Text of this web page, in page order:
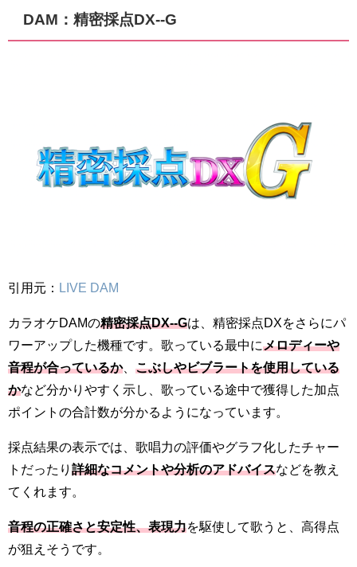
DAM：精密採点DX--G
引用元： LIVE DAM
カラオケDAMの精密採点DX--Gは、精密採点DXをさらにパ
ワーアップした機種です。歌っている最中にメロディーや
音程が合っているか、 こぶしやビブラートを使用している
かなど分かりやすく示し、歌っている途中で獲得した加点
ポイントの合計数が分かるようになっています。
採点結果の表示では、歌唱力の評価やグラフ化したチャー
トだったり 詳細なコメントや分析のアドバイスなどを教え
てくれます。
音程の正確さと安定性、表現力を駆使して歌うと、高得点
が狙えそうです。